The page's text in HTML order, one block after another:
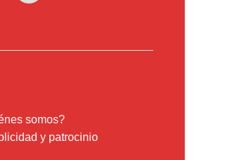
somos?
y patrocinio